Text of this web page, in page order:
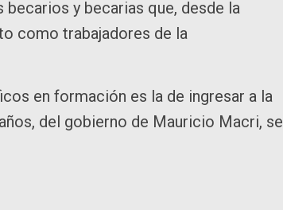
y becarias que, desde la
como trabajadores de la
en formación es la de ingresar a la
del gobierno de Mauricio Macri, se